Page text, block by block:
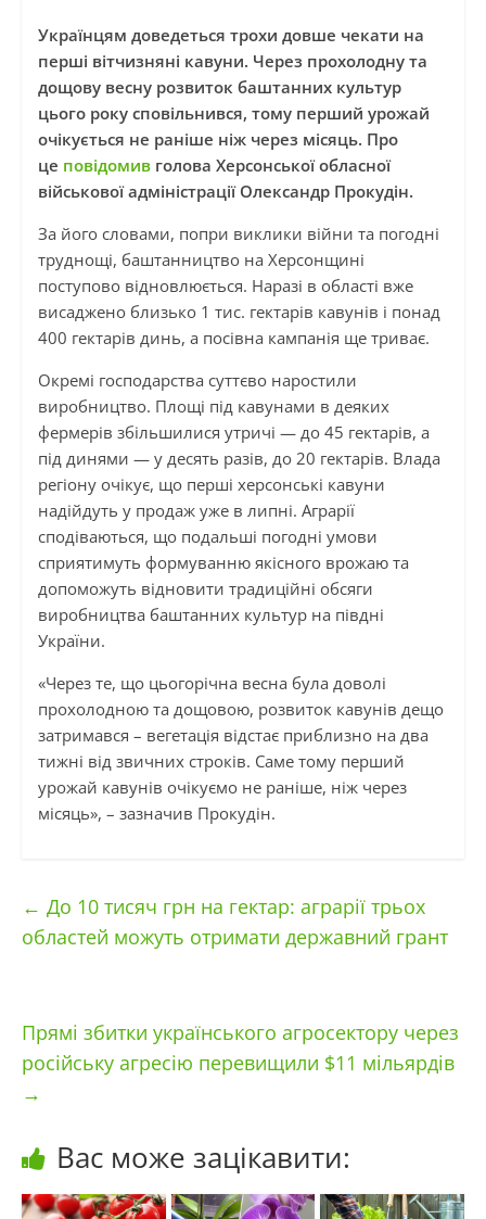
Українцям доведеться трохи довше чекати на
перші вітчизняні кавуни. Через прохолодну та
дощову весну розвиток баштанних культур
цього року сповільнився, тому перший урожай
очікується не раніше ніж через місяць. Про
це повідомив голова Херсонської обласної
військової адміністрації Олександр Прокудін.
За його словами, попри виклики війни та погодні
труднощі, баштанництво на Херсонщині
поступово відновлюється. Наразі в області вже
висаджено близько 1 тис. гектарів кавунів і понад
400 гектарів динь, а посівна кампанія ще триває.
Окремі господарства суттєво наростили
виробництво. Площі під кавунами в деяких
фермерів збільшилися утричі — до 45 гектарів, а
під динями — у десять разів, до 20 гектарів. Влада
регіону очікує, що перші херсонські кавуни
надійдуть у продаж уже в липні. Аграрії
сподіваються, що подальші погодні умови
сприятимуть формуванню якісного врожаю та
допоможуть відновити традиційні обсяги
виробництва баштанних культур на півдні
України.
«Через те, що цьогорічна весна була доволі
прохолодною та дощовою, розвиток кавунів дещо
затримався – вегетація відстає приблизно на два
тижні від звичних строків. Саме тому перший
урожай кавунів очікуємо не раніше, ніж через
місяць», – зазначив Прокудін.
← До 10 тисяч грн на гектар: аграрії трьох
областей можуть отримати державний грант
Прямі збитки українського агросектору через
російську агресію перевищили $11 мільярдів
→
Вас може зацікавити: